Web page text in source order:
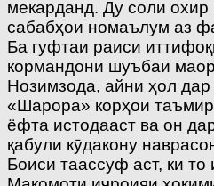
мекарданд. Ду соли охир
сабабҳои номаълум аз
Ба гуфтаи раиси
кормандони шуъбаи
Нозимзода, айни ҳол дар
«Шарора» корҳои
ёфта истодааст ва он
қабули кӯдакону
Боиси таассуф аст, ки